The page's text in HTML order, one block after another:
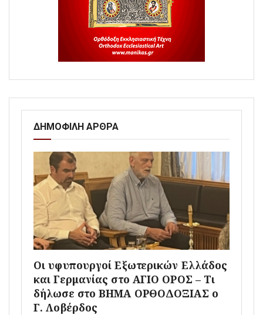
ΔΗΜΟΦΙΛΗ ΑΡΘΡΑ
Οι υφυπουργοί Εξωτερικών Ελλάδος
και Γερμανίας στο ΑΓΙΟ ΟΡΟΣ – Τι
δήλωσε στο ΒΗΜΑ ΟΡΘΟΔΟΞΙΑΣ ο
Γ. Λοβέρδος